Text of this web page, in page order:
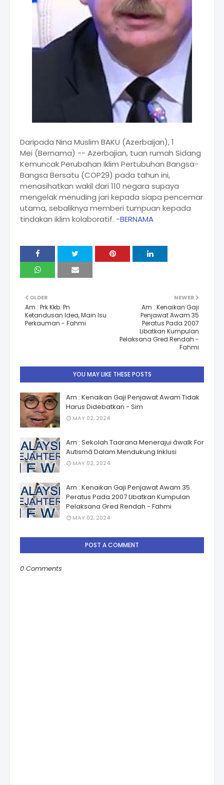
Daripada Nina Muslim BAKU (Azerbaijan), 1
Mei (Bernama) -- Azerbajian, tuan rumah Sidang
Kemuncak Perubahan Iklim Pertubuhan Bangsa-
Bangsa Bersatu (COP29) pada tahun ini,
menasihatkan wakil dari 110 negara supaya
mengelak menuding jari kepada siapa pencemar
utama, sebaliknya memberi tumpuan kepada
tindakan iklim kolaboratif. -BERNAMA
NEWER
Am : Kenaikan Gaji
Penjawat Awam 35
Peratus Pada 2007
Libatkan Kumpulan
Pelaksana Gred Rendah -
Fahmi
OLDER
Am : Prk Kkb: Pn
Ketandusan Idea, Main Isu
Perkauman - Fahmi
YOU MAY LIKE THESE POSTS
Am : Kenaikan Gaji Penjawat Awam Tidak
Harus Didebatkan - Sim
MAY 02, 2024
Am : Sekolah Taarana Menerajui âwalk For
Autismâ Dalam Mendukung Inklusi
MAY 02, 2024
Am : Kenaikan Gaji Penjawat Awam 35
Peratus Pada 2007 Libatkan Kumpulan
Pelaksana Gred Rendah - Fahmi
MAY 02, 2024
POST A COMMENT
0 Comments